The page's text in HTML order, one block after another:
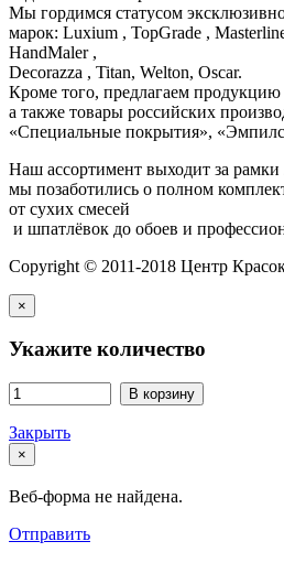
Мы гордимся статусом
марок: Luxium , TopGrade ,
HandMaler ,
Decorazza , Titan, Welton, Oscar.
Кроме того, предлагаем
а также товары российских
«Специальные покрытия»,
Наш ассортимент выходит за
мы позаботились о полном
от сухих смесей
и шпатлёвок до обоев и
Copyright © 2011-2018 Центр
×
Укажите количество
В корзину
Закрыть
×
Веб-форма не найдена.
Отправить